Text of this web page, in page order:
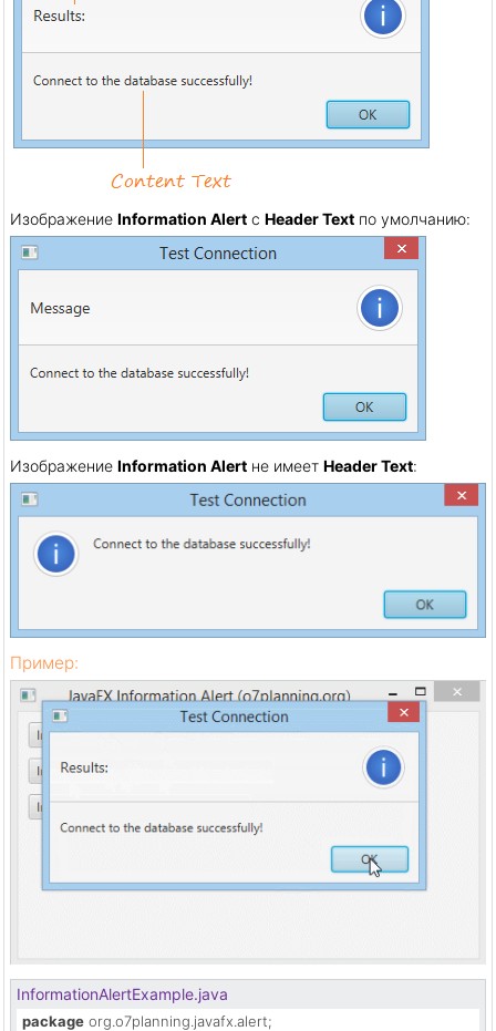
Изображение Information Alert с Header Text по умолчанию:
Изображение Information Alert не имеет Header Text:
Пример:
InformationAlertExample.java
package org.o7planning.javafx.alert;